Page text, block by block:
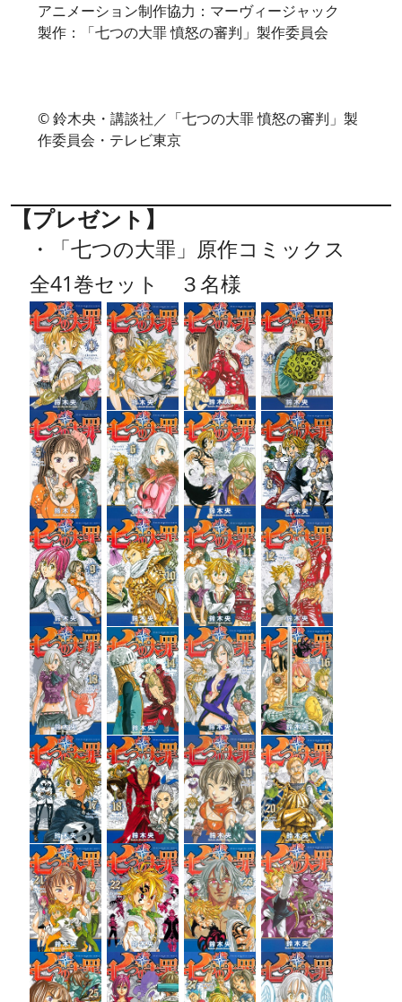
アニメーション制作協力：マーヴィージャック
製作：「七つの大罪 憤怒の審判」製作委員会
©️ 鈴木央・講談社／「七つの大罪 憤怒の審判」製
作委員会・テレビ東京
【プレゼント】
・「七つの大罪」原作コミックス
全41巻セット ３名様